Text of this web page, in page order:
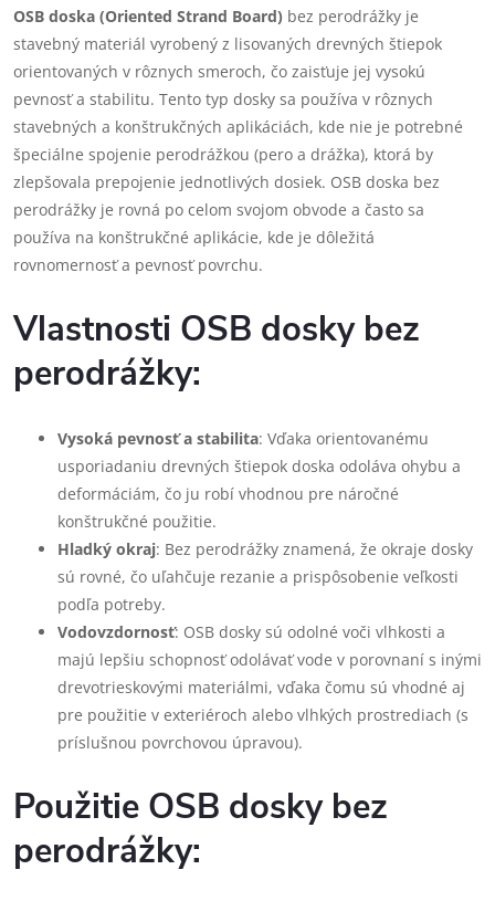
OSB doska (Oriented Strand Board) bez perodrážky je
stavebný materiál vyrobený z lisovaných drevných štiepok
orientovaných v rôznych smeroch, čo zaisťuje jej vysokú
pevnosť a stabilitu. Tento typ dosky sa používa v rôznych
stavebných a konštrukčných aplikáciách, kde nie je potrebné
špeciálne spojenie perodrážkou (pero a drážka), ktorá by
zlepšovala prepojenie jednotlivých dosiek. OSB doska bez
perodrážky je rovná po celom svojom obvode a často sa
používa na konštrukčné aplikácie, kde je dôležitá
rovnomernosť a pevnosť povrchu.
Vlastnosti OSB dosky bez
perodrážky:
Vysoká pevnosť a stabilita: Vďaka orientovanému
usporiadaniu drevných štiepok doska odoláva ohybu a
deformáciám, čo ju robí vhodnou pre náročné
konštrukčné použitie.
Hladký okraj: Bez perodrážky znamená, že okraje dosky
sú rovné, čo uľahčuje rezanie a prispôsobenie veľkosti
podľa potreby.
Vodovzdornosť: OSB dosky sú odolné voči vlhkosti a
majú lepšiu schopnosť odolávať vode v porovnaní s inými
drevotrieskovými materiálmi, vďaka čomu sú vhodné aj
pre použitie v exteriéroch alebo vlhkých prostrediach (s
príslušnou povrchovou úpravou).
Použitie OSB dosky bez
perodrážky: